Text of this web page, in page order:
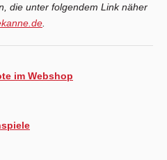
die unter folgendem Link näher
im Webshop